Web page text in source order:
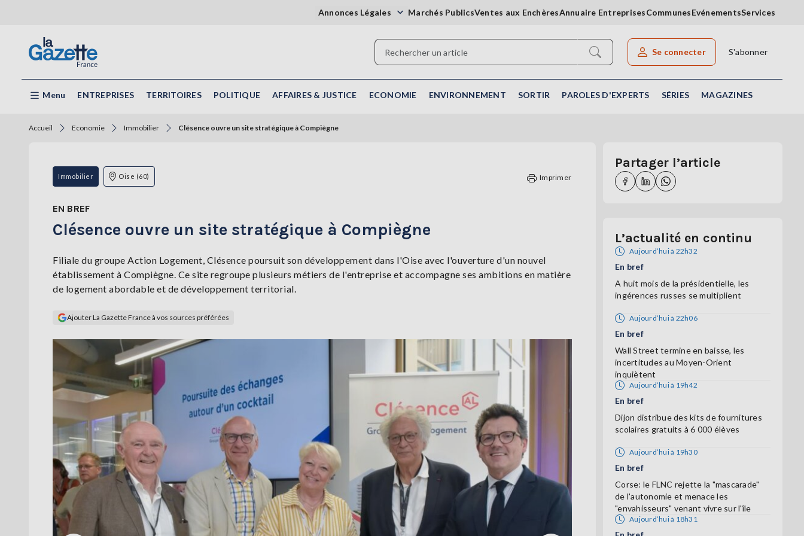
Annonces Légales Marchés PublicsVentes aux EnchèresAnnuaire EntreprisesCommunesEvénementsServices
Rechercher un article
Se connecter S'abonner
Menu ENTREPRISES TERRITOIRES POLITIQUE AFFAIRES & JUSTICE ECONOMIE ENVIRONNEMENT SORTIR PAROLES D'EXPERTS SÉRIES MAGAZINES
Accueil Economie Immobilier Clésence ouvre un site stratégique à Compiègne
Immobilier Oise (60) Imprimer
EN BREF
Clésence ouvre un site stratégique à Compiègne
Filiale du groupe Action Logement, Clésence poursuit son développement dans l'Oise avec l'ouverture d'un nouvel
établissement à Compiègne. Ce site regroupe plusieurs métiers de l'entreprise et accompagne ses ambitions en matière
de logement abordable et de développement territorial.
Ajouter La Gazette France à vos sources préférées
Partager l’article
L’actualité en continu
Aujourd’hui à 22h32
En bref
A huit mois de la présidentielle, les
ingérences russes se multiplient
Aujourd’hui à 22h06
En bref
Wall Street termine en baisse, les
incertitudes au Moyen-Orient
inquiètent
Aujourd’hui à 19h42
En bref
Dijon distribue des kits de fournitures
scolaires gratuits à 6 000 élèves
Aujourd’hui à 19h30
En bref
Corse: le FLNC rejette la "mascarade"
de l'autonomie et menace les
"envahisseurs" venant vivre sur l'île
Aujourd’hui à 18h31